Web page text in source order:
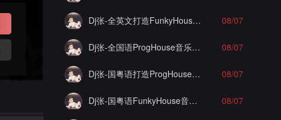
Dj张-全英文打造FunkyHouse音乐打造K9包房实录串烧 08/07
Dj张-全国语ProgHouse音乐打造小河马最佳损友实录串烧Vol.1 08/07
Dj张-国粤语打造ProgHouse音乐赠予一生之敌酷佳实录串烧Vol.3 08/07
Dj张-国粤语FunkyHouse音乐打造搏哥私人定制泡沫实录串烧Vol.1 08/07